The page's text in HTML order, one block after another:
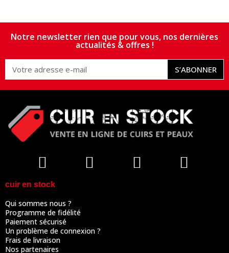
Notre newsletter rien que pour vous, nos dernières
actualités & offres !
S’ABONNER
cuir en stock
Qui sommes nous ?
Programme de fidélité
Paiement sécurisé
Un problème de connexion ?
Frais de livraison
Nos partenaires